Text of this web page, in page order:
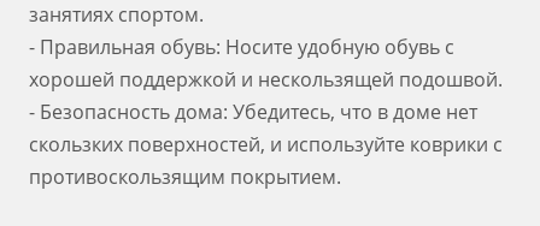
занятиях спортом.
- Правильная обувь: Носите удобную обувь с
хорошей поддержкой и нескользящей подошвой.
- Безопасность дома: Убедитесь, что в доме нет
скользких поверхностей, и используйте коврики с
противоскользящим покрытием.